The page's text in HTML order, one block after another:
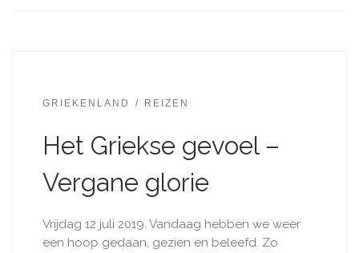
GRIEKENLAND REIZEN
Het Griekse gevoel –
Vergane glorie
Vrijdag 12 juli 2019. Vandaag hebben we weer
een hoop gedaan, gezien en beleefd. Zo